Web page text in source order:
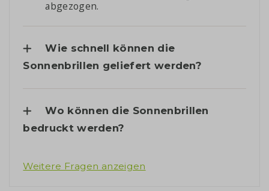
abgezogen.
Wie schnell können die
Sonnenbrillen geliefert werden?
Wo können die Sonnenbrillen
bedruckt werden?
Weitere Fragen anzeigen